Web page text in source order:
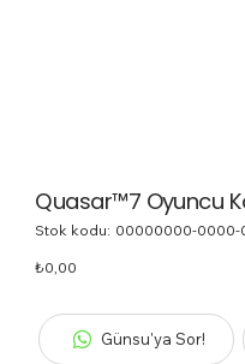
Quasar™7 Oyuncu
Stok kodu: Stok
00000000-0000-
Fiyat
₺0,00
Günsu'ya Sor!